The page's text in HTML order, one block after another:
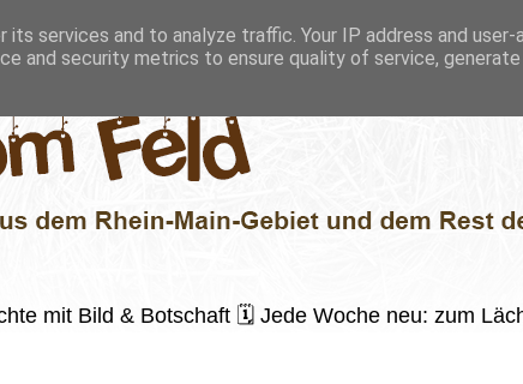
mit Bild & Botschaft 🗓 Jede Woche neu: zum
services and to analyze traffic. Your IP address and user-
and security metrics to ensure quality of service, generate